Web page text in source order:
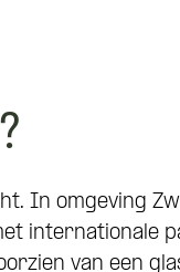
In omgeving
internationale
van een